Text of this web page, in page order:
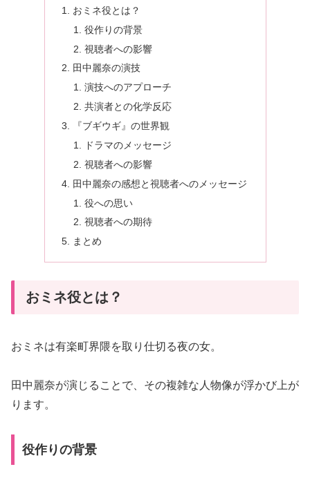
おミネ役とは？
役作りの背景
視聴者への影響
田中麗奈の演技
演技へのアプローチ
共演者との化学反応
『ブギウギ』の世界観
ドラマのメッセージ
視聴者への影響
田中麗奈の感想と視聴者へのメッセージ
役への思い
視聴者への期待
まとめ
おミネ役とは？
おミネは有楽町界隈を取り仕切る夜の女。
田中麗奈が演じることで、その複雑な人物像が浮かび上が
ります。
役作りの背景